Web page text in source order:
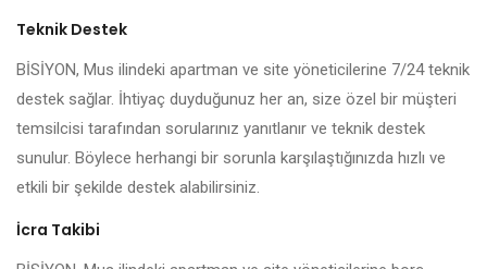
Teknik Destek
BİSİYON, Mus ilindeki apartman ve site yöneticilerine 7/24 teknik
destek sağlar. İhtiyaç duyduğunuz her an, size özel bir müşteri
temsilcisi tarafından sorularınız yanıtlanır ve teknik destek
sunulur. Böylece herhangi bir sorunla karşılaştığınızda hızlı ve
etkili bir şekilde destek alabilirsiniz.
İcra Takibi